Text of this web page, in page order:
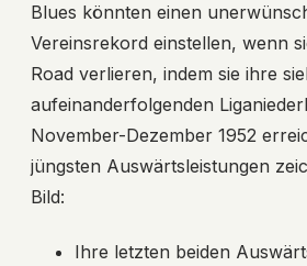
Blues könnten einen
Vereinsrekord einstellen, wenn
Road verlieren, indem sie ihre
aufeinanderfolgenden
November-Dezember 1952
jüngsten Auswärtsleistungen
Bild:
Ihre letzten beiden